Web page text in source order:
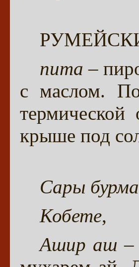
пита –
с маслом.
крыше под
Сары бурма
Кобете,
Ашир аш –